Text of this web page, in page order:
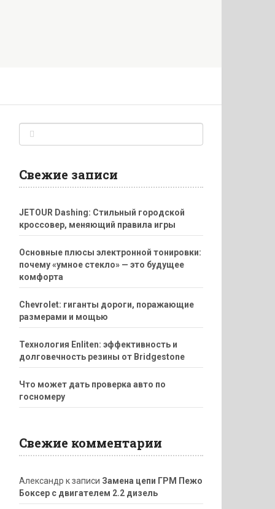
Свежие записи
JETOUR Dashing: Стильный городской
кроссовер, меняющий правила игры
Основные плюсы электронной тонировки:
почему «умное стекло» — это будущее
комфорта
Chevrolet: гиганты дороги, поражающие
размерами и мощью
Технология Enliten: эффективность и
долговечность резины от Bridgestone
Что может дать проверка авто по
госномеру
Свежие комментарии
Александр к записи Замена цепи ГРМ Пежо
Боксер с двигателем 2.2 дизель